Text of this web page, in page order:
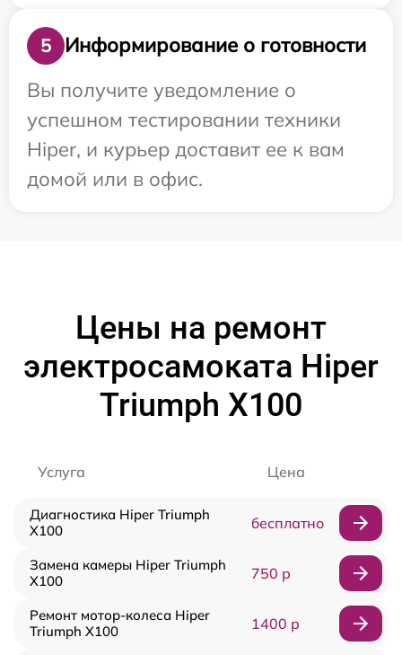
5
Информирование о готовности
Вы получите уведомление о
успешном тестировании техники
Hiper, и курьер доставит ее к вам
домой или в офис.
Цены на ремонт
электросамоката Hiper
Triumph X100
Услуга Цена
Диагностика Hiper Triumph
X100
бесплатно
Замена камеры Hiper Triumph
X100
750 р
Ремонт мотор-колеса Hiper
Triumph X100
1400 р